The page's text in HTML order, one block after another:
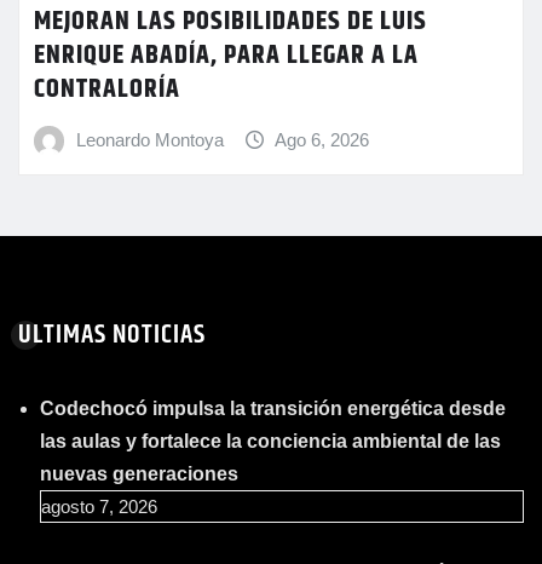
MEJORAN LAS POSIBILIDADES DE LUIS
ENRIQUE ABADÍA, PARA LLEGAR A LA
CONTRALORÍA
Leonardo Montoya Ago 6, 2026
ULTIMAS NOTICIAS
Codechocó impulsa la transición energética desde
las aulas y fortalece la conciencia ambiental de las
nuevas generaciones
agosto 7, 2026